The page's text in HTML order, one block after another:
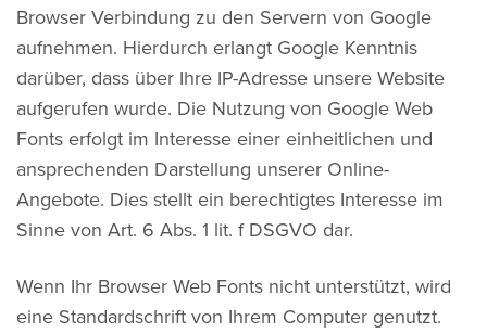
Browser Verbindung zu den Servern von Google
aufnehmen. Hierdurch erlangt Google Kenntnis
darüber, dass über Ihre IP-Adresse unsere Website
aufgerufen wurde. Die Nutzung von Google Web
Fonts erfolgt im Interesse einer einheitlichen und
ansprechenden Darstellung unserer Online-
Angebote. Dies stellt ein berechtigtes Interesse im
Sinne von Art. 6 Abs. 1 lit. f DSGVO dar.
Wenn Ihr Browser Web Fonts nicht unterstützt, wird
eine Standardschrift von Ihrem Computer genutzt.